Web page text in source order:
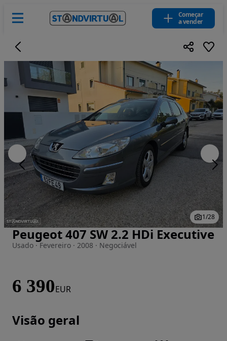
Começar
a vender
Imagem 1 de 28
1/28
Peugeot 407 SW 2.2 HDi Executive
Usado · Fevereiro · 2008 · Negociável
6 390EUR
Visão geral